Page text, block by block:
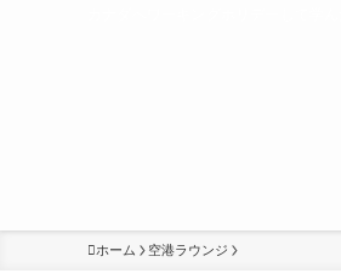
ホーム 空港ラウンジ